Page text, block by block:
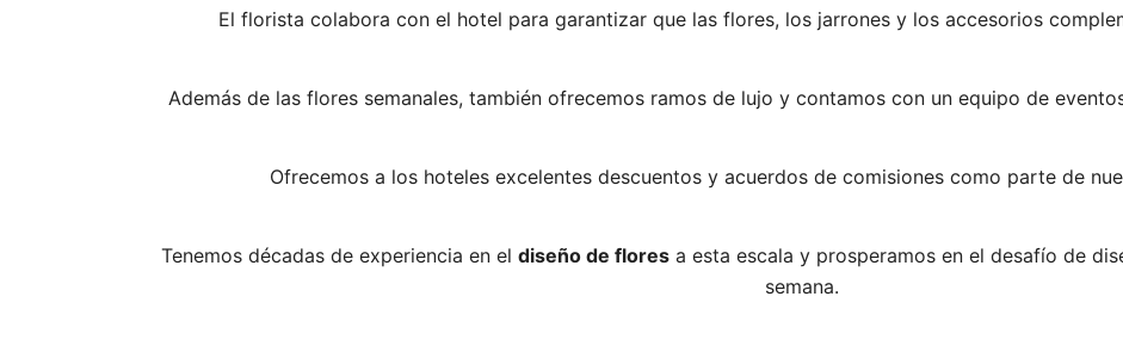
El florista colabora con el hotel para garantizar que las flores, los jarrones y los accesorios
Además de las flores semanales, también ofrecemos ramos de lujo y contamos con un equipo de
Ofrecemos a los hoteles excelentes descuentos y acuerdos de comisiones como parte de
Tenemos décadas de experiencia en el diseño de flores a esta escala y prosperamos en el desafío de
semana.